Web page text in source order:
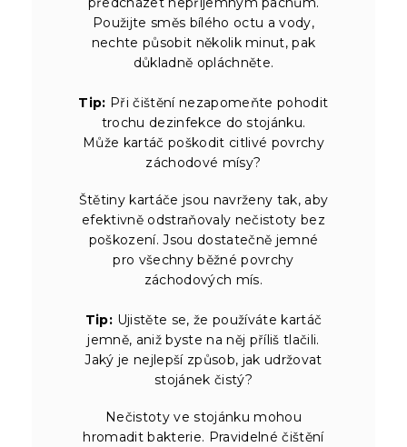
Použijte směs bílého octu a vody,
nechte působit několik minut, pak
důkladně opláchněte.
Tip: Při čištění nezapomeňte pohodit
trochu dezinfekce do stojánku.
Může kartáč poškodit citlivé povrchy
záchodové mísy?
Štětiny kartáče jsou navrženy tak, aby
efektivně odstraňovaly nečistoty bez
poškození. Jsou dostatečně jemné
pro všechny běžné povrchy
záchodových mís.
Tip: Ujistěte se, že používáte kartáč
jemně, aniž byste na něj příliš tlačili.
Jaký je nejlepší způsob, jak udržovat
stojánek čistý?
Nečistoty ve stojánku mohou
hromadit bakterie. Pravidelné čištění